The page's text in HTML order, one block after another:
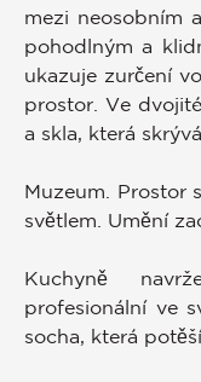
mezi neosobním
pohodlným a
ukazuje zurčení
prostor. Ve
a skla, která
Muzeum. Prostor
světlem. Umění
Kuchyně
profesionální ve
socha, která